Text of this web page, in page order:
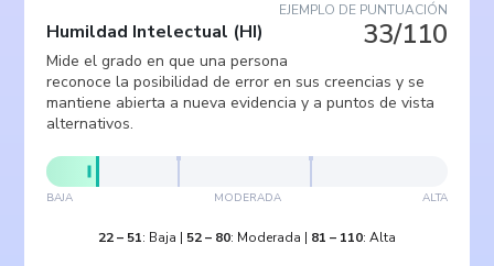
EJEMPLO DE PUNTUACIÓN
33/110
Humildad Intelectual (HI)
Mide el grado en que una persona
reconoce la posibilidad de error en sus creencias y se
mantiene abierta a nueva evidencia y a puntos de vista
alternativos.
BAJA MODERADA ALTA
22– 51: Baja | 52– 80: Moderada | 81 – 110: Alta